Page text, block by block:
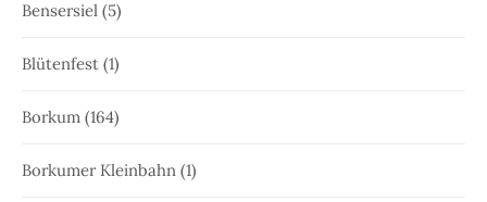
Bensersiel (5)
Blütenfest (1)
Borkum (164)
Borkumer Kleinbahn (1)